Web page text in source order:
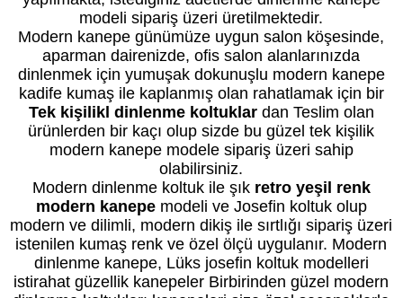
modeli sipariş üzeri üretilmektedir.
Modern kanepe günümüze uygun salon köşesinde,
aparman dairenizde, ofis salon alanlarınızda
dinlenmek için yumuşak dokunuşlu modern kanepe
kadife kumaş ile kaplanmış olan rahatlamak için bir
Tek kişilikl dinlenme koltuklardan Teslim olan
ürünlerden bir kaçı olup sizde bu güzel tek kişilik
modern kanepe modele sipariş üzeri sahip
olabilirsiniz.
Modern dinlenme koltuk ile şıkretro yeşil renk
modern kanepemodeli ve Josefin koltuk olup
modern ve dilimli, modern dikiş ile sırtlığı sipariş üzeri
istenilen kumaş renk ve özel ölçü uygulanır. Modern
dinlenme kanepe, Lüks josefin koltuk modelleri
istirahat güzellik kanepeler Birbirinden güzel modern